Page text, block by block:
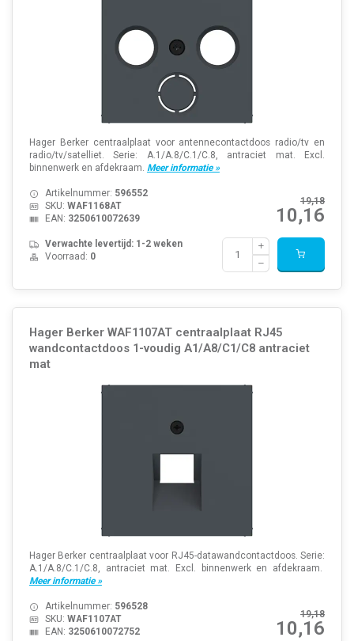
Hager Berker centraalplaat voor antennecontactdoos radio/tv en
radio/tv/satelliet. Serie: A.1/A.8/C.1/C.8, antraciet mat. Excl.
binnenwerk en afdekraam. Meer informatie »
19,18
10,16
Artikelnummer: 596552
SKU: WAF1168AT
EAN: 3250610072639
Verwachte levertijd: 1-2 weken
Voorraad: 0
Hager Berker WAF1107AT centraalplaat RJ45
wandcontactdoos 1-voudig A1/A8/C1/C8 antraciet
mat
Hager Berker centraalplaat voor RJ45-datawandcontactdoos. Serie:
A.1/A.8/C.1/C.8, antraciet mat. Excl. binnenwerk en afdekraam.
Meer informatie »
19,18
10,16
Artikelnummer: 596528
SKU: WAF1107AT
EAN: 3250610072752